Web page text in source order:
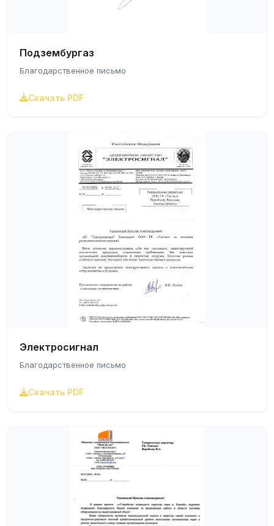
Подзембургаз
Благодарственное письмо
Скачать PDF
Электросигнал
Благодарственное письмо
Скачать PDF